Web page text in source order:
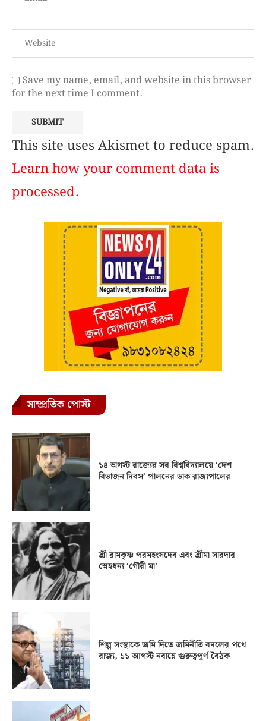
Save my name, email, and website in this browser
for the next time I comment.
This site uses Akismet to reduce spam.
Learn how your comment data is
processed.
সাম্প্রতিক পোস্ট
১৪ অগস্ট রাজ্যের সব বিশ্ববিদ্যালয়ে ‘দেশ
বিভাজন দিবস’ পালনের ডাক রাজ্যপালের
শ্রী রামকৃষ্ণ পরমহংসদেব এবং শ্রীমা সারদার
স্নেহধন্য ‘গৌরী মা’
শিল্প সংস্থাকে জমি দিতে জমিনীতি বদলের পথে
রাজ্য, ১১ আগস্ট নবান্নে গুরুত্বপূর্ণ বৈঠক